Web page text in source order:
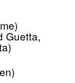
Guetta,